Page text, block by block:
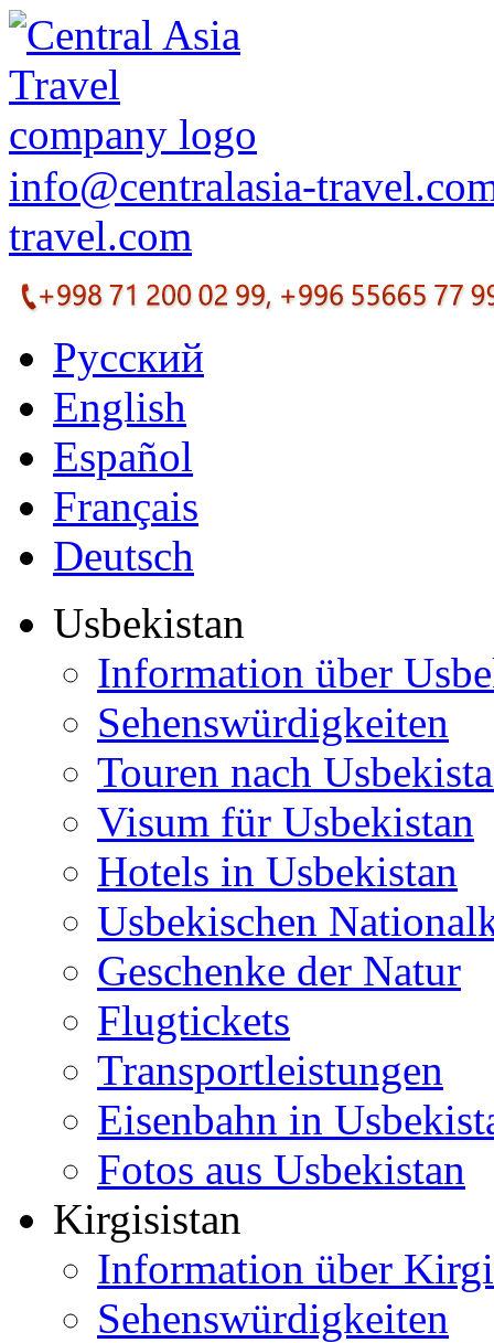
info@centralasia-
travel.com
Русский
English
Español
Français
Deutsch
Usbekistan
Information über
Sehenswürdigkeiten
Touren nach
Visum für Usbekistan
Hotels in Usbekistan
Usbekischen
Geschenke der Natur
Flugtickets
Transportleistungen
Eisenbahn in
Fotos aus Usbekistan
Kirgisistan
Information über
Sehenswürdigkeiten